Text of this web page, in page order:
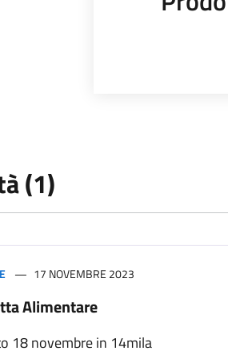
(1)
17 NOVEMBRE 2023
Alimentare
18 novembre in 14mila